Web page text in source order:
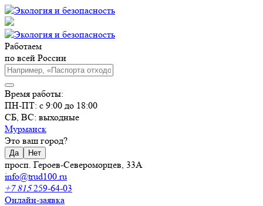
Работаем
по всей России
Время работы:
ПН-ПТ: с 9:00 до 18:00
СБ, ВС: выходные
Мурманск
Это ваш город?
Да Нет
просп. Героев-Североморцев, 33А
info@trud100.ru
+7 815259-64-03
Онлайн-заявка